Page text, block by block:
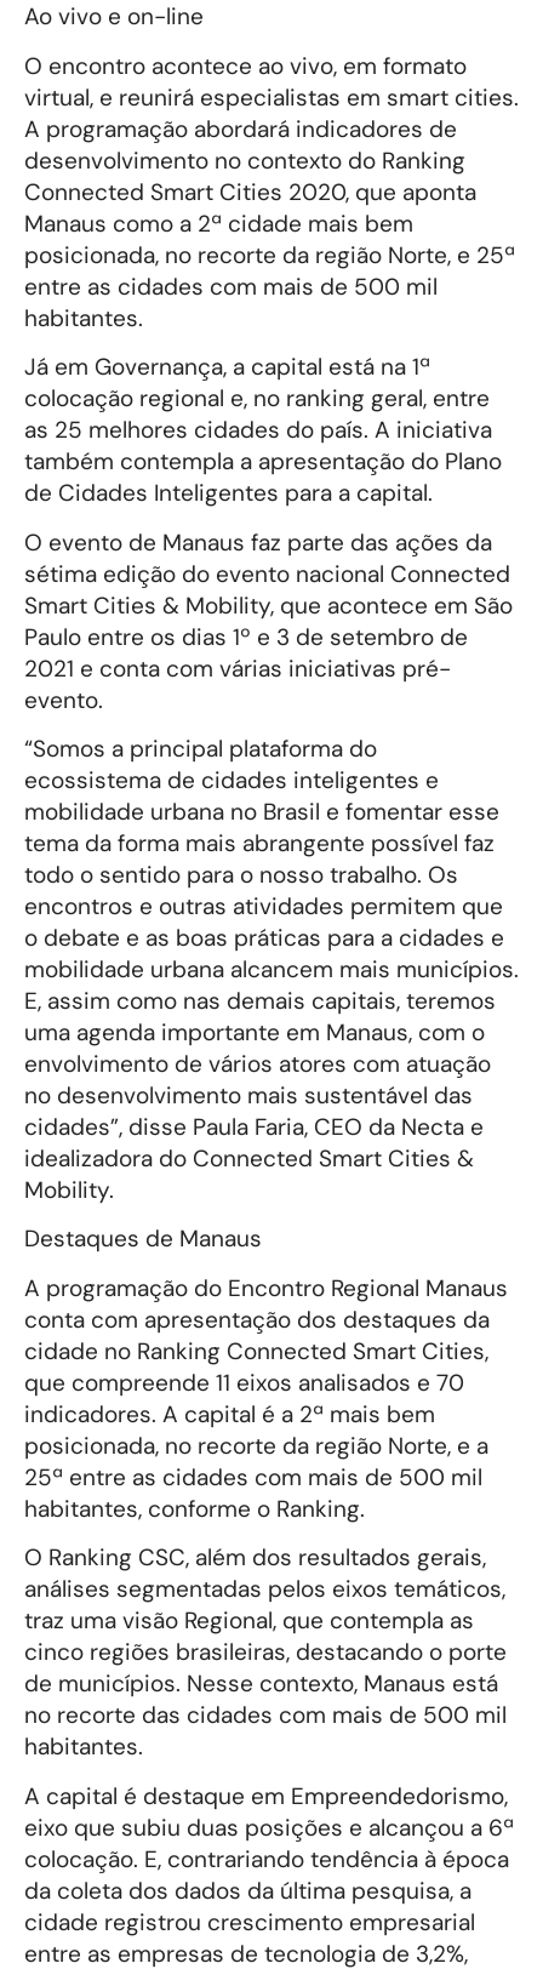
Ao vivo e on-line
O encontro acontece ao vivo, em formato
virtual, e reunirá especialistas em smart cities.
A programação abordará indicadores de
desenvolvimento no contexto do Ranking
Connected Smart Cities 2020, que aponta
Manaus como a 2ª cidade mais bem
posicionada, no recorte da região Norte, e 25ª
entre as cidades com mais de 500 mil
habitantes.
Já em Governança, a capital está na 1ª
colocação regional e, no ranking geral, entre
as 25 melhores cidades do país. A iniciativa
também contempla a apresentação do Plano
de Cidades Inteligentes para a capital.
O evento de Manaus faz parte das ações da
sétima edição do evento nacional Connected
Smart Cities & Mobility, que acontece em São
Paulo entre os dias 1º e 3 de setembro de
2021 e conta com várias iniciativas pré-
evento.
“Somos a principal plataforma do
ecossistema de cidades inteligentes e
mobilidade urbana no Brasil e fomentar esse
tema da forma mais abrangente possível faz
todo o sentido para o nosso trabalho. Os
encontros e outras atividades permitem que
o debate e as boas práticas para a cidades e
mobilidade urbana alcancem mais municípios.
E, assim como nas demais capitais, teremos
uma agenda importante em Manaus, com o
envolvimento de vários atores com atuação
no desenvolvimento mais sustentável das
cidades”, disse Paula Faria, CEO da Necta e
idealizadora do Connected Smart Cities &
Mobility.
Destaques de Manaus
A programação do Encontro Regional Manaus
conta com apresentação dos destaques da
cidade no Ranking Connected Smart Cities,
que compreende 11 eixos analisados e 70
indicadores. A capital é a 2ª mais bem
posicionada, no recorte da região Norte, e a
25ª entre as cidades com mais de 500 mil
habitantes, conforme o Ranking.
O Ranking CSC, além dos resultados gerais,
análises segmentadas pelos eixos temáticos,
traz uma visão Regional, que contempla as
cinco regiões brasileiras, destacando o porte
de municípios. Nesse contexto, Manaus está
no recorte das cidades com mais de 500 mil
habitantes.
A capital é destaque em Empreendedorismo,
eixo que subiu duas posições e alcançou a 6ª
colocação. E, contrariando tendência à época
da coleta dos dados da última pesquisa, a
cidade registrou crescimento empresarial
entre as empresas de tecnologia de 3,2%,